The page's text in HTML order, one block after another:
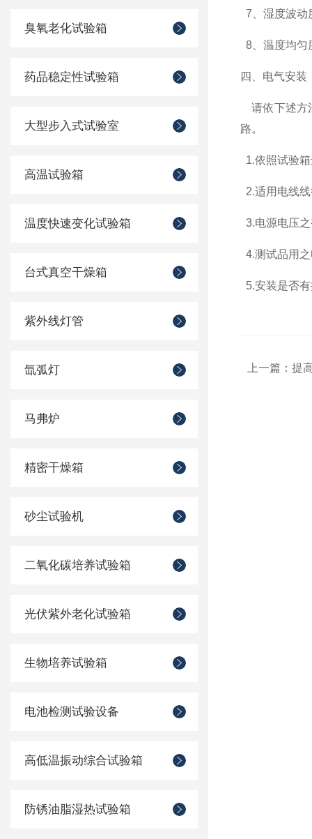
臭氧老化试验箱
药品稳定性试验箱
大型步入式试验室
高温试验箱
温度快速变化试验箱
台式真空干燥箱
紫外线灯管
氙弧灯
马弗炉
精密干燥箱
砂尘试验机
二氧化碳培养试验箱
光伏紫外老化试验箱
生物培养试验箱
电池检测试验设备
高低温振动综合试验箱
防锈油脂湿热试验箱
7 、湿度波动
8、温度均匀
四、电气安装
请依下述方
路。
1.依照试验
2.适用电线
3.电源电压
4.测试品用
5.安装是否
上一篇： 提